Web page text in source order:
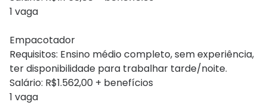
1 vaga
Empacotador
Requisitos: Ensino médio completo, sem experiência,
ter disponibilidade para trabalhar tarde/noite.
Salário: R$1.562,00 + benefícios
1 vaga